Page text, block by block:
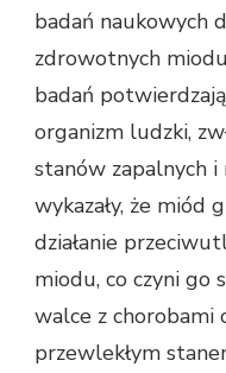
badań naukowych
zdrowotnych
badań
organizm ludzki,
stanów zapalnych i
wykazały, że miód
działanie
miodu, co czyni go
walce z chorobami
przewlekłym